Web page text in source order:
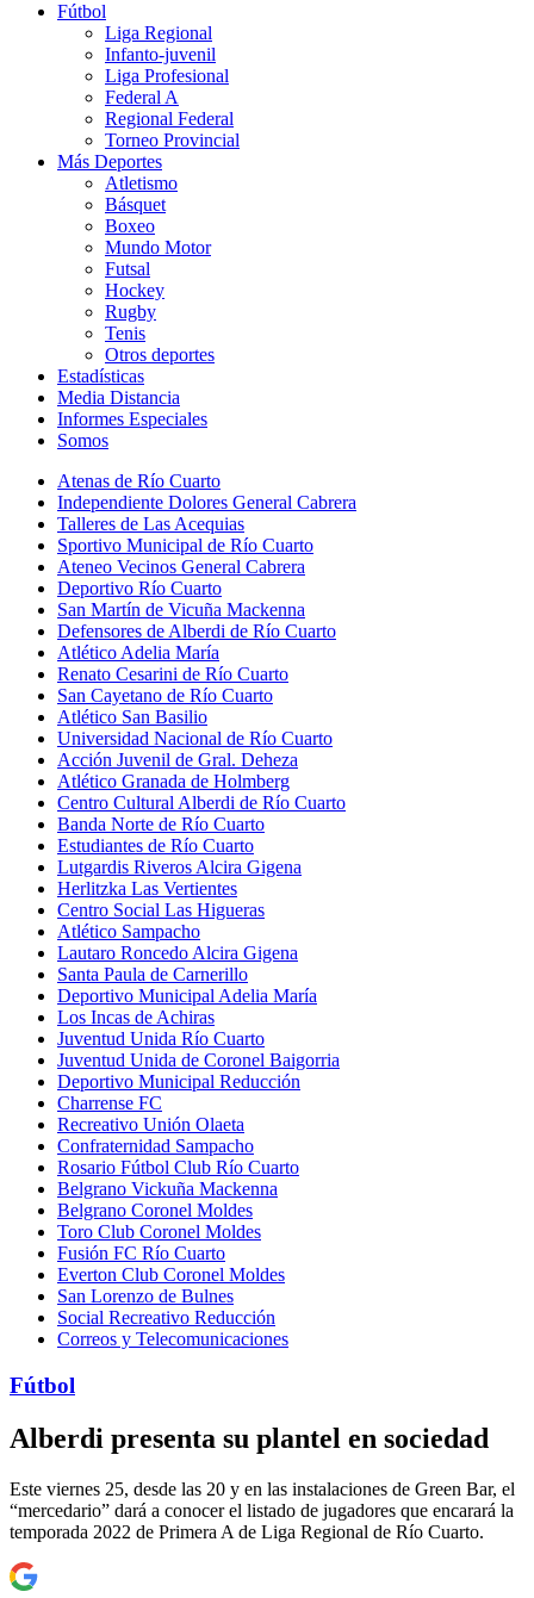
Fútbol
Liga Regional
Infanto-juvenil
Liga Profesional
Federal A
Regional Federal
Torneo Provincial
Más Deportes
Atletismo
Básquet
Boxeo
Mundo Motor
Futsal
Hockey
Rugby
Tenis
Otros deportes
Estadísticas
Media Distancia
Informes Especiales
Somos
Atenas de Río Cuarto
Independiente Dolores General Cabrera
Talleres de Las Acequias
Sportivo Municipal de Río Cuarto
Ateneo Vecinos General Cabrera
Deportivo Río Cuarto
San Martín de Vicuña Mackenna
Defensores de Alberdi de Río Cuarto
Atlético Adelia María
Renato Cesarini de Río Cuarto
San Cayetano de Río Cuarto
Atlético San Basilio
Universidad Nacional de Río Cuarto
Acción Juvenil de Gral. Deheza
Atlético Granada de Holmberg
Centro Cultural Alberdi de Río Cuarto
Banda Norte de Río Cuarto
Estudiantes de Río Cuarto
Lutgardis Riveros Alcira Gigena
Herlitzka Las Vertientes
Centro Social Las Higueras
Atlético Sampacho
Lautaro Roncedo Alcira Gigena
Santa Paula de Carnerillo
Deportivo Municipal Adelia María
Los Incas de Achiras
Juventud Unida Río Cuarto
Juventud Unida de Coronel Baigorria
Deportivo Municipal Reducción
Charrense FC
Recreativo Unión Olaeta
Confraternidad Sampacho
Rosario Fútbol Club Río Cuarto
Belgrano Vickuña Mackenna
Belgrano Coronel Moldes
Toro Club Coronel Moldes
Fusión FC Río Cuarto
Everton Club Coronel Moldes
San Lorenzo de Bulnes
Social Recreativo Reducción
Correos y Telecomunicaciones
Fútbol
Alberdi presenta su plantel en sociedad
Este viernes 25, desde las 20 y en las instalaciones de Green Bar, el
“mercedario” dará a conocer el listado de jugadores que encarará la
temporada 2022 de Primera A de Liga Regional de Río Cuarto.